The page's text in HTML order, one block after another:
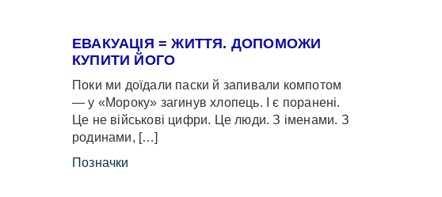
ЕВАКУАЦІЯ = ЖИТТЯ. ДОПОМОЖИ
КУПИТИ ЙОГО
Поки ми доїдали паски й запивали компотом
— у «Мороку» загинув хлопець. І є поранені.
Це не військові цифри. Це люди. З іменами. З
родинами, […]
Позначки